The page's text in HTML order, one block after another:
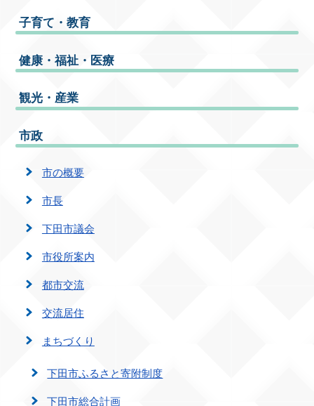
子育て・教育
健康・福祉・医療
観光・産業
市政
市の概要
市長
下田市議会
市役所案内
都市交流
交流居住
まちづくり
下田市ふるさと寄附制度
下田市総合計画